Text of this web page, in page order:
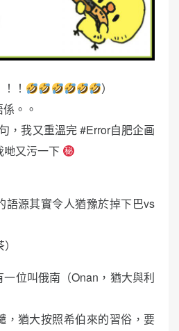
！
）
。。
，我又重溫完 #Error自肥企画
哋又污一下
語源其實令人猶豫於掉下巴vs
位叫俄南（Onan，猶大與利
，猶大按照希伯來的習俗，要